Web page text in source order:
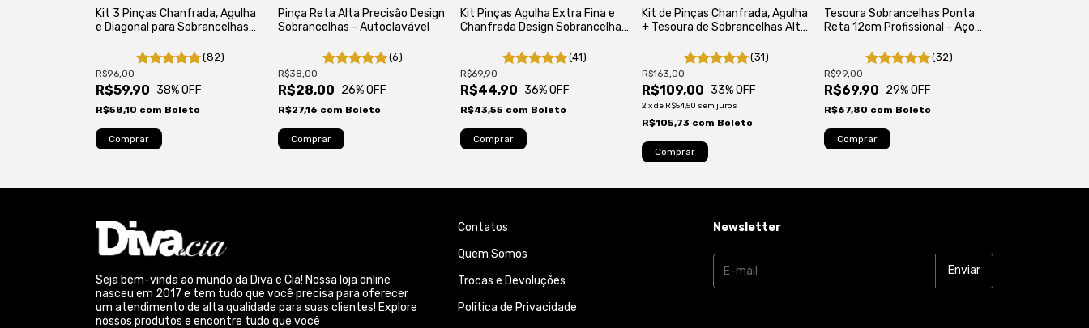
Kit 3 Pinças Chanfrada, Agulha
e Diagonal para Sobrancelhas
(82)
R$59,90
R$96,00
38% OFF
R$58,10 com Boleto
Pinça Reta Alta Precisão Design
Sobrancelhas - Autoclavável
(6)
R$28,00
R$38,00
26% OFF
R$27,16 com Boleto
Kit Pinças Agulha Extra Fina e
Chanfrada Design Sobrancelhas
(41)
R$44,90
R$69,90
36% OFF
R$43,55 com Boleto
Kit de Pinças Chanfrada, Agulha
+ Tesoura de Sobrancelhas Alta
(31)
R$109,00
R$163,00
33% OFF
2xde R$54,50 sem juros
R$105,73 com Boleto
Tesoura Sobrancelhas Ponta
Reta 12cm Profissional - Aço
(32)
R$69,90
R$99,00
29% OFF
R$67,80 com Boleto
Seja bem-vinda ao mundo da Diva e Cia! Nossa loja online
nasceu em 2017 e tem tudo que você precisa para oferecer
um atendimento de alta qualidade para suas clientes! Explore
nossos produtos e encontre tudo que você
Contatos
Quem Somos
Trocas e Devoluções
Politica de Privacidade
Newsletter